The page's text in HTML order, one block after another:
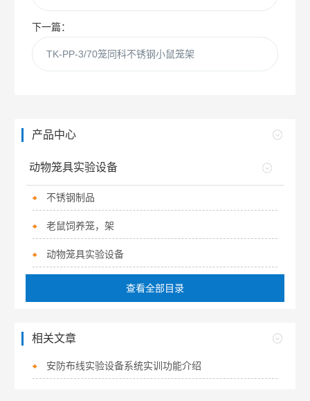
下一篇：
TK-PP-3/70笼同科不锈钢小鼠笼架
产品中心
动物笼具实验设备
不锈钢制品
老鼠饲养笼，架
动物笼具实验设备
查看全部目录
相关文章
安防布线实验设备系统实训功能介绍